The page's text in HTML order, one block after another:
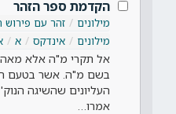
הקדמת ספר הזהר
מילונים זהר עם פירוש
מילונים
אינדקס א
אל תקרי מ"ה אלא
בשם מ"ה. אשר בטעם
העליונים שהשיגה
אמרו…